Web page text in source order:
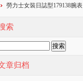
勞力士女裝日誌型179138腕表
索
章归档